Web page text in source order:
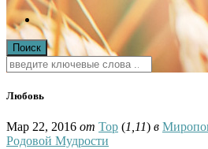
Любовь
Мар 22, 2016 от Тор (1,11) в
Родовой Мудрости